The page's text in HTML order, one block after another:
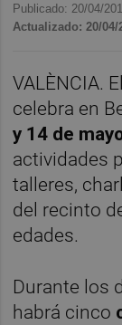
Publicado: 20/04/
Actualizado: 20/04/
VALÈNCIA.
celebra en
y 14 de
actividades
talleres,
del recinto
edades.
Durante los
habrá cinco